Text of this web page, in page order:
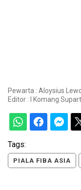
Pewarta : Aloysius
Editor :
I Komang
Tags:
PIALA FIBA ASIA